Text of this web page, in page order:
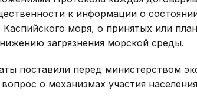
к информации о
моря, о принятых или
загрязнения морской среды.
поставили перед министерством
о механизмах участия